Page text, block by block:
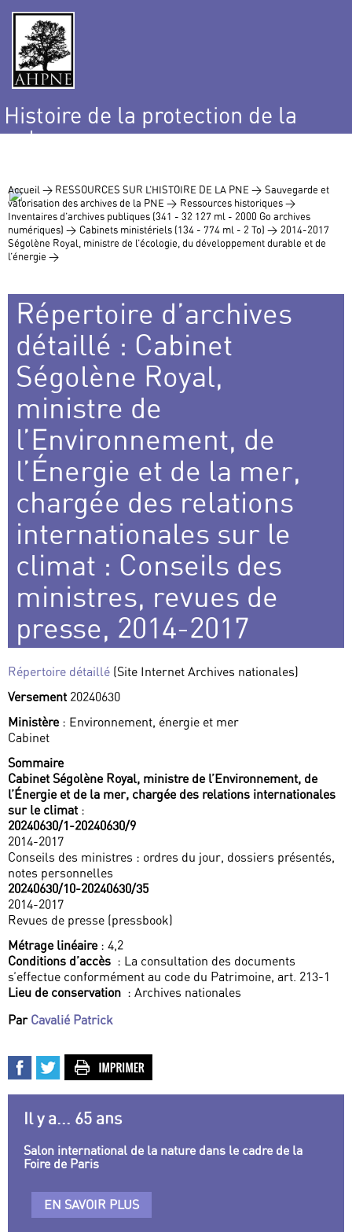
Histoire de la protection de la
nature
Accueil > RESSOURCES SUR L’HISTOIRE DE LA PNE > Sauvegarde et
valorisation des archives de la PNE > Ressources historiques >
Inventaires d’archives publiques (341 - 32 127 ml - 2000 Go archives
numériques) > Cabinets ministériels (134 - 774 ml - 2 To) > 2014-2017
Ségolène Royal, ministre de l’écologie, du développement durable et de
l’énergie >
Répertoire d’archives
détaillé : Cabinet
Ségolène Royal,
ministre de
l’Environnement, de
l’Énergie et de la mer,
chargée des relations
internationales sur le
climat : Conseils des
ministres, revues de
presse, 2014-2017
Répertoire détaillé (Site Internet Archives nationales)
Versement 20240630
Ministère: Environnement, énergie et mer
Cabinet
Sommaire
Cabinet Ségolène Royal, ministre de l’Environnement, de
l’Énergie et de la mer, chargée des relations internationales
sur le climat:
20240630/1-20240630/9
2014-2017
Conseils des ministres : ordres du jour, dossiers présentés,
notes personnelles
20240630/10-20240630/35
2014-2017
Revues de presse (pressbook)
Métrage linéaire: 4,2
Conditions d’accès : La consultation des documents
s’effectue conformément au code du Patrimoine, art. 213-1
Lieu de conservation : Archives nationales
Par Cavalié Patrick
Il y a... 65 ans
Salon international de la nature dans le cadre de la
Foire de Paris
EN SAVOIR PLUS